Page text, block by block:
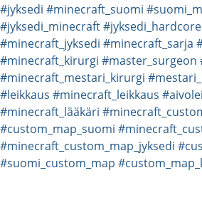
#jyksedi #minecraft_suomi
#jyksedi_minecraft#jyksedi_hardcore
#minecraft_jyksedi #minecraft_sarja
#minecraft_kirurgi #master_surgeon
#minecraft_mestari_kirurgi
#leikkaus #minecraft_leikkaus
#minecraft_lääkäri
#custom_map_suomi
#minecraft_custom_map_jyksedi
#suomi_custom_map